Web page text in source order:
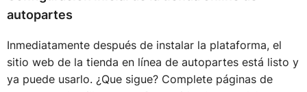
autopartes
Inmediatamente después de instalar la plataforma, el
sitio web de la tienda en línea de autopartes está listo y
ya puede usarlo. ¿Que sigue? Complete páginas de